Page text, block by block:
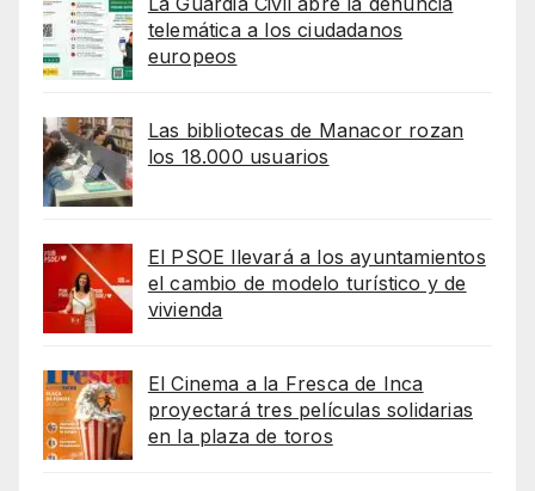
telemática a los ciudadanos
europeos
Las bibliotecas de Manacor rozan
los 18.000 usuarios
El PSOE llevará a los ayuntamientos
el cambio de modelo turístico y de
vivienda
El Cinema a la Fresca de Inca
proyectará tres películas solidarias
en la plaza de toros